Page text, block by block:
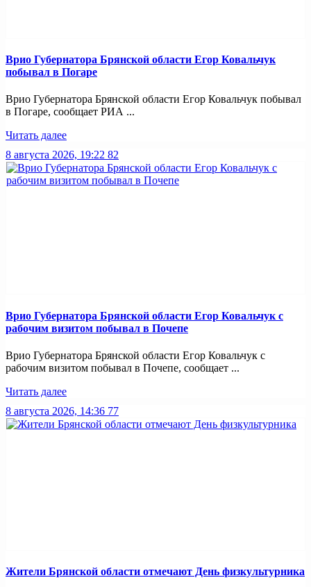
Врио Губернатора Брянской области Егор Ковальчук
побывал в Погаре
Врио Губернатора Брянской области Егор Ковальчук побывал
в Погаре, сообщает РИА ...
Читать далее
8 августа 2026, 19:22 82
Врио Губернатора Брянской области Егор Ковальчук с
рабочим визитом побывал в Почепе
Врио Губернатора Брянской области Егор Ковальчук с
рабочим визитом побывал в Почепе, сообщает ...
Читать далее
8 августа 2026, 14:36 77
Жители Брянской области отмечают День физкультурника